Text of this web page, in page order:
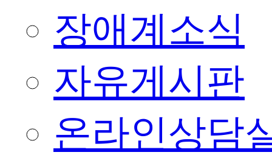
장애계소식
자유게시판
온라인상담